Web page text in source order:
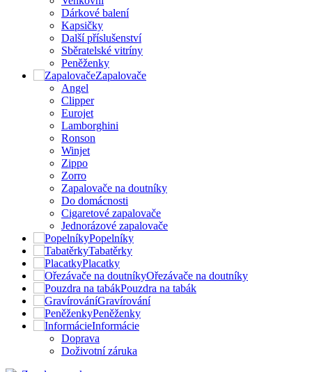
Dárkové balení
Kapsičky
Další příslušenství
Sběratelské vitríny
Peněženky
Zapalovače
Angel
Clipper
Eurojet
Lamborghini
Ronson
Winjet
Zippo
Zorro
Zapalovače na doutníky
Do domácnosti
Cigaretové zapalovače
Jednorázové zapalovače
Popelníky
Tabatěrky
Placatky
Ořezávače na doutníky
Pouzdra na tabák
Gravírování
Peněženky
Informácie
Doprava
Doživotní záruka